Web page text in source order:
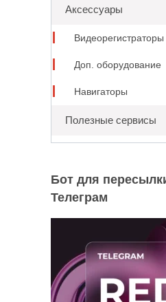
Аксессуары
Видеорегистраторы
Доп. оборудование
Навигаторы
Полезные сервисы
Бот для
Телеграм